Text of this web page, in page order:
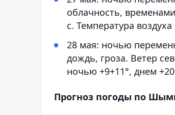
облачность,
с. Температура
28 мая: ночью
дождь, гроза. Ветер
ночью +9+11°, днем
Прогноз погоды по